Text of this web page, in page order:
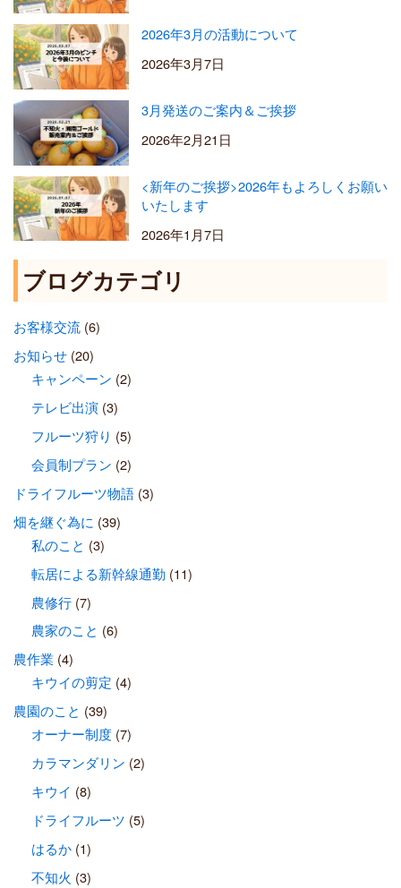
2026年3月の活動について
2026年3月7日
3月発送のご案内＆ご挨拶
2026年2月21日
<新年のご挨拶>2026年もよろしくお願い
いたします
2026年1月7日
ブログカテゴリ
お客様交流(6)
お知らせ(20)
キャンペーン (2)
テレビ出演(3)
フルーツ狩り (5)
会員制プラン (2)
ドライフルーツ物語(3)
畑を継ぐ為に (39)
私のこと (3)
転居による新幹線通勤 (11)
農修行(7)
農家のこと (6)
農作業 (4)
キウイの剪定 (4)
農園のこと (39)
オーナー制度(7)
カラマンダリン (2)
キウイ (8)
ドライフルーツ (5)
はるか(1)
不知火 (3)